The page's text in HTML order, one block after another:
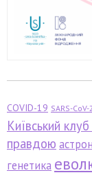
COVID-19 SARS-CoV-2
Київський
правдою
генетика